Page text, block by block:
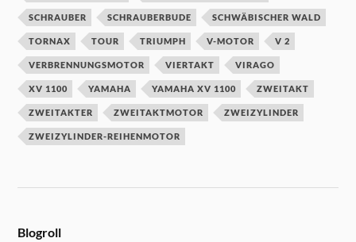
SCHRAUBER SCHRAUBERBUDE SCHWÄBISCHER WALD
TORNAX TOUR TRIUMPH V-MOTOR V 2
VERBRENNUNGSMOTOR VIERTAKT VIRAGO
XV 1100 YAMAHA YAMAHA XV 1100 ZWEITAKT
ZWEITAKTER ZWEITAKTMOTOR ZWEIZYLINDER
ZWEIZYLINDER-REIHENMOTOR
Blogroll